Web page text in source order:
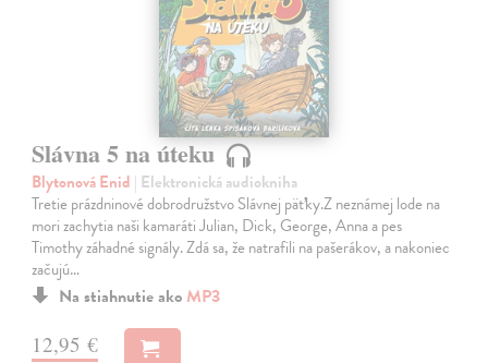
Slávna 5 na úteku
Blytonová Enid | Elektronická audiokniha
Tretie prázdninové dobrodružstvo Slávnej päťky.Z neznámej lode na
mori zachytia naši kamaráti Julian, Dick, George, Anna a pes
Timothy záhadné signály. Zdá sa, že natrafili na pašerákov, a nakoniec
začujú…
Na stiahnutie ako MP3
12,95 €